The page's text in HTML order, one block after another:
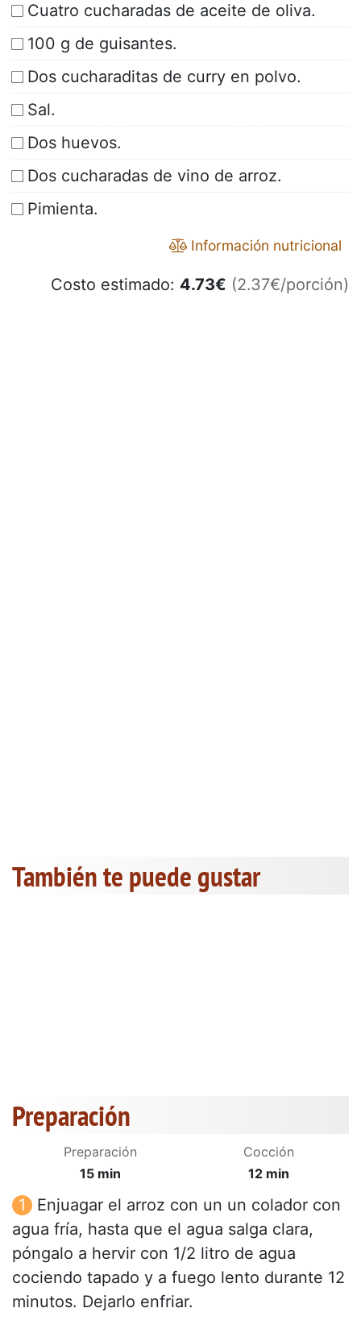
Cuatro cucharadas de aceite de oliva.
100 g de guisantes.
Dos cucharaditas de curry en polvo.
Sal.
Dos huevos.
Dos cucharadas de vino de arroz.
Pimienta.
Información nutricional
Costo estimado: 4.73€ (2.37€/porción)
También te puede gustar
Preparación
Preparación
15 min
Cocción
12 min
Enjuagar el arroz con un un colador con
agua fría, hasta que el agua salga clara,
póngalo a hervir con 1/2 litro de agua
cociendo tapado y a fuego lento durante 12
minutos. Dejarlo enfriar.